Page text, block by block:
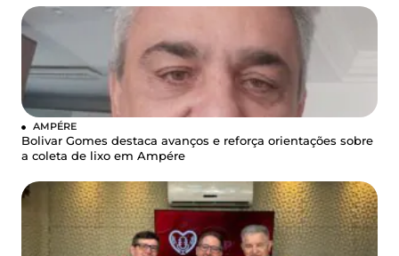
AMPÉRE
Bolivar Gomes destaca avanços e reforça orientações sobre
a coleta de lixo em Ampére